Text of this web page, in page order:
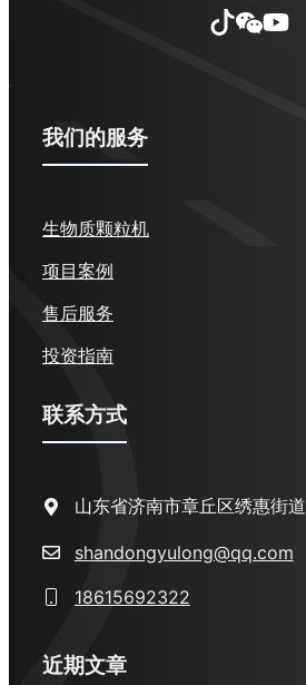
我们的服务
生物质颗粒机
项目案例
售后服务
投资指南
联系方式
山东省济南市章丘区绣惠街道
shandongyulong@qq.com
18615692322
近期文章